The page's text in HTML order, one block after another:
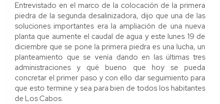
Entrevistado en el marco de la colocación de la primera
piedra de la segunda desalinizadora, dijo que una de las
soluciones importantes era la ampliación de una nueva
planta que aumente el caudal de agua y este lunes 19 de
diciembre que se pone la primera piedra es una lucha, un
planteamiento que se venía dando en las últimas tres
administraciones y qué bueno que hoy se pueda
concretar el primer paso y con ello dar seguimiento para
que esto termine y sea para bien de todos los habitantes
de Los Cabos.